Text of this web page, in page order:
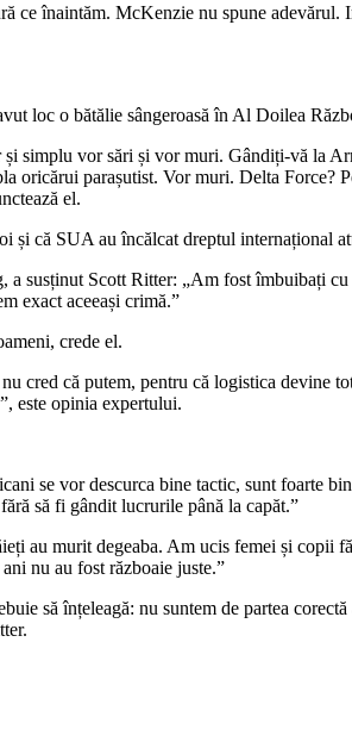
ce înaintăm. McKenzie nu spune adevărul.
loc o bătălie sângeroasă în Al Doilea
și simplu vor sări și vor muri. Gândiți-vă la
parașutist. Vor muri. Delta Force?
el.
că SUA au încălcat dreptul internațional
susținut Scott Ritter: „Am fost îmbuibați
exact aceeași crimă.”
crede el.
cred că putem, pentru că logistica devine
este opinia expertului.
se vor descurca bine tactic, sunt foarte
să fi gândit lucrurile până la capăt.”
au murit degeaba. Am ucis femei și copii
nu au fost războaie juste.”
să înțeleagă: nu suntem de partea